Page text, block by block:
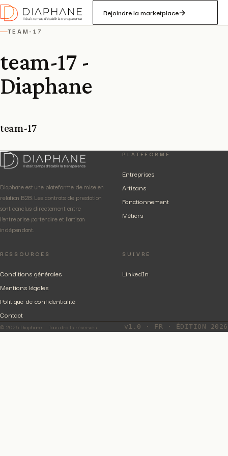
Rejoindre la marketplace→
—TEAM-17
team-17 -
Diaphane
team-17
Diaphane est une plateforme de mise en
relation B2B. Les contrats de prestation
sont conclus directement entre
l'entreprise partenaire et l'artisan
indépendant.
PLATEFORME
Entreprises
Artisans
Fonctionnement
Métiers
RESSOURCES
Conditions générales
Mentions légales
Politique de confidentialité
Contact
SUIVRE
LinkedIn
© 2026 Diaphane — Tous droits réservés v1.0 · FR · ÉDITION 2026